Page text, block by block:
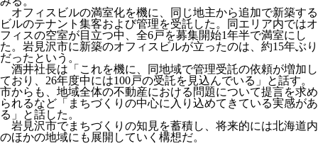
オフィスビルの満室化を機に、同じ地主から追加で新築する
ビルのテナント集客および管理を受託した。同エリア内ではオ
フィスの空室が目立つ中、全6戸を募集開始1年半で満室にし
た。岩見沢市に新築のオフィスビルが立ったのは、約15年ぶり
だったという。
酒井社長は「これを機に、同地域で管理受託の依頼が増加し
ており、26年度中には100戸の受託を見込んでいる」と話す。
市からも、地域全体の不動産における問題について提言を求め
られるなど「まちづくりの中心に入り込めてきている実感があ
る」と話した。
岩見沢市でまちづくりの知見を蓄積し、将来的には北海道内
のほかの地域にも展開していく構想だ。